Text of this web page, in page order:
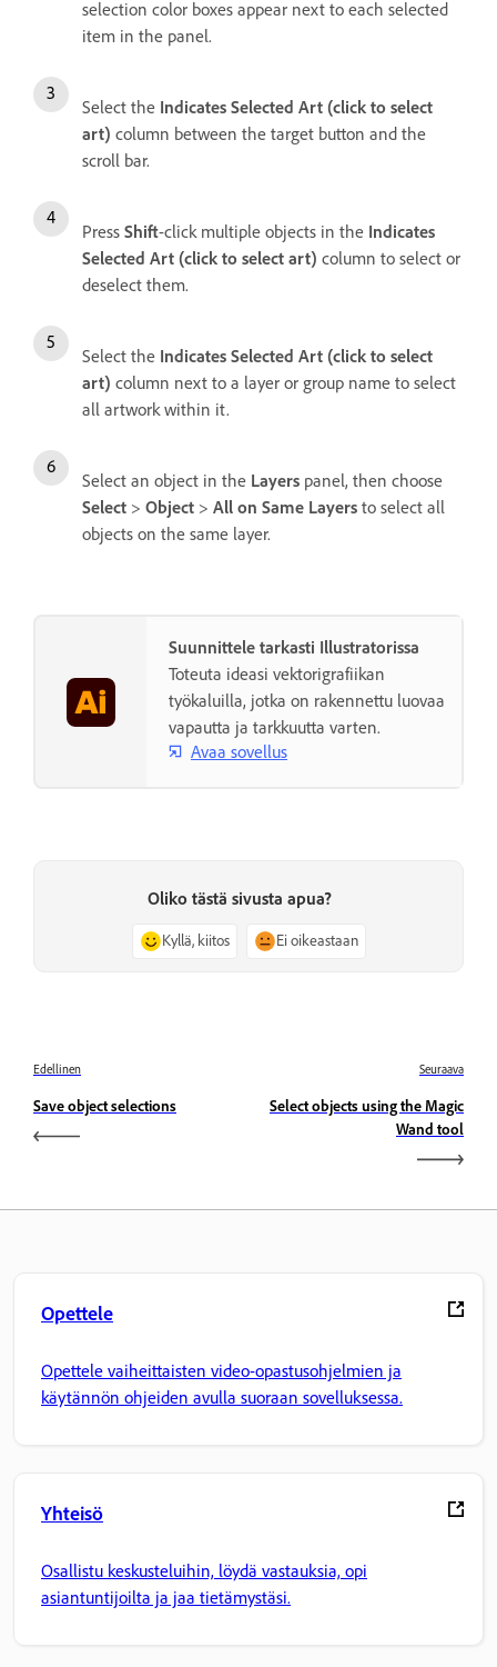
selection color boxes appear next to each selected
item in the panel.
Select the Indicates Selected Art (click to select
art) column between the target button and the
scroll bar.
Press Shift-click multiple objects in the Indicates
Selected Art (click to select art) column to select or
deselect them.
Select the Indicates Selected Art (click to select
art) column next to a layer or group name to select
all artwork within it.
Select an object in the Layers panel, then choose
Select > Object > All on Same Layers to select all
objects on the same layer.
Suunnittele tarkasti Illustratorissa
Toteuta ideasi vektorigrafiikan
työkaluilla, jotka on rakennettu luovaa
vapautta ja tarkkuutta varten.
Avaa sovellus
Oliko tästä sivusta apua?
Kyllä, kiitos Ei oikeastaan
Edellinen
Save object selections
Seuraava
Select objects using the Magic
Wand tool
Opettele
Opettele vaiheittaisten video-opastusohjelmien ja
käytännön ohjeiden avulla suoraan sovelluksessa.
Yhteisö
Osallistu keskusteluihin, löydä vastauksia, opi
asiantuntijoilta ja jaa tietämystäsi.